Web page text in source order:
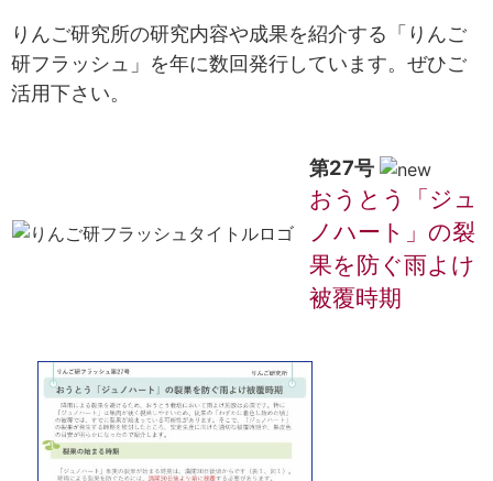
りんご研究所の研究内容や成果を紹介する「りんご
研フラッシュ」を年に数回発行しています。ぜひご
活用下さい。
第27号
おうとう「ジュ
ノハート」の裂
果を防ぐ雨よけ
被覆時期